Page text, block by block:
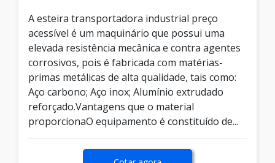
A esteira transportadora industrial preço
acessível é um maquinário que possui uma
elevada resistência mecânica e contra agentes
corrosivos, pois é fabricada com matérias-
primas metálicas de alta qualidade, tais como:
Aço carbono; Aço inox; Alumínio extrudado
reforçado.Vantagens que o material
proporcionaO equipamento é constituído de...